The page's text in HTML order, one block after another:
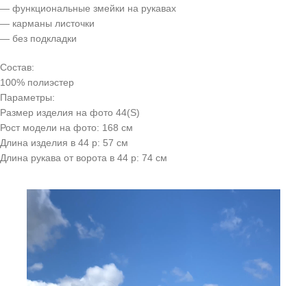
— функциональные змейки на рукавах
— карманы листочки
— без подкладки
Состав:
100% полиэстер
Параметры:
Размер изделия на фото 44(S)
Рост модели на фото: 168 см
Длина изделия в 44 р: 57 см
Длина рукава от ворота в 44 р: 74 см